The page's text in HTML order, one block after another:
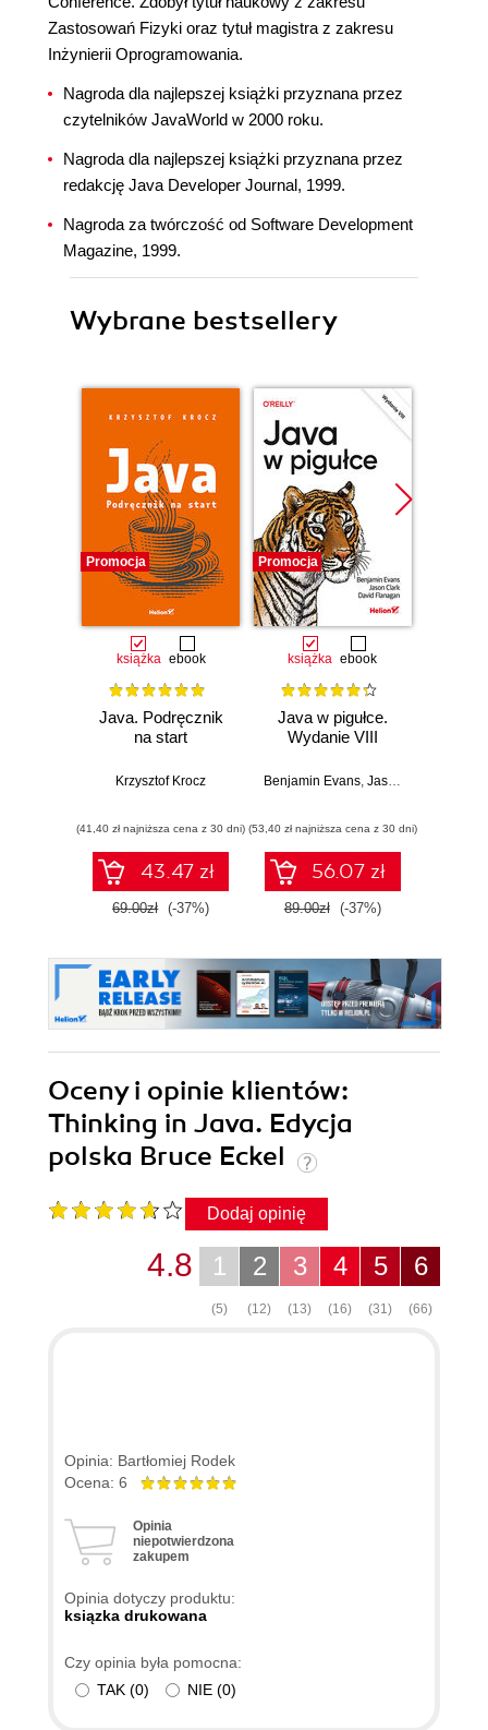
Zastosowań Fizyki oraz tytuł magistra z zakresu
Inżynierii Oprogramowania.
Nagroda dla najlepszej książki przyznana przez
czytelników JavaWorld w 2000 roku.
Nagroda dla najlepszej książki przyznana przez
redakcję Java Developer Journal, 1999.
Nagroda za twórczość od Software Development
Magazine, 1999.
Wybrane bestsellery
Promocja
książka ebook
Java. Podręcznik
na start
Krzysztof Krocz
(41,40 zł najniższa cena z 30 dni)
43.47 zł
69.00zł (-37%)
Promocja
książka ebook
Java w pigułce.
Wydanie VIII
Benjamin Evans, Jason Clark
(53,40 zł najniższa cena z 30 dni)
56.07 zł
89.00zł (-37%)
Oceny i opinie klientów:
Thinking in Java. Edycja
polska Bruce Eckel
Dodaj opinię
6
(66)
5
(31)
4
(16)
3
(13)
2
(12)
1
(5)
4.8
Opinia: Bartłomiej Rodek
Ocena: 6
Opinia
niepotwierdzona
zakupem
Opinia dotyczy produktu:
ksiązka drukowana
Czy opinia była pomocna:
TAK (0) NIE (0)